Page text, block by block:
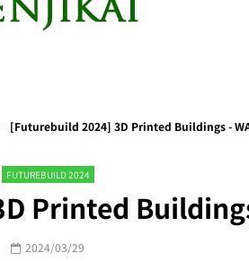
[Futurebuild 2024] 3D Printed Buildings -
FUTUREBUILD 2024
Printed
2024/03/29